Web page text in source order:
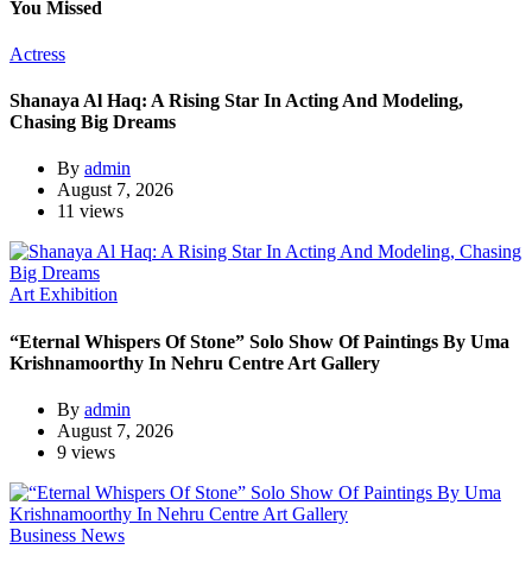
You Missed
Actress
Shanaya Al Haq: A Rising Star In Acting And Modeling,
Chasing Big Dreams
By admin
August 7, 2026
11 views
Art Exhibition
“Eternal Whispers Of Stone” Solo Show Of Paintings By Uma
Krishnamoorthy In Nehru Centre Art Gallery
By admin
August 7, 2026
9 views
Business News